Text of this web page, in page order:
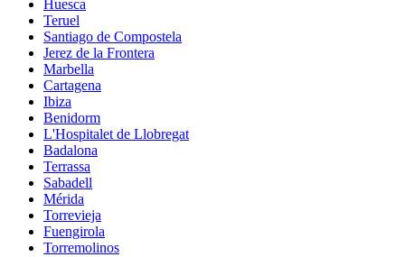
Huesca
Teruel
Santiago de Compostela
Jerez de la Frontera
Marbella
Cartagena
Ibiza
Benidorm
L'Hospitalet de Llobregat
Badalona
Terrassa
Sabadell
Mérida
Torrevieja
Fuengirola
Torremolinos